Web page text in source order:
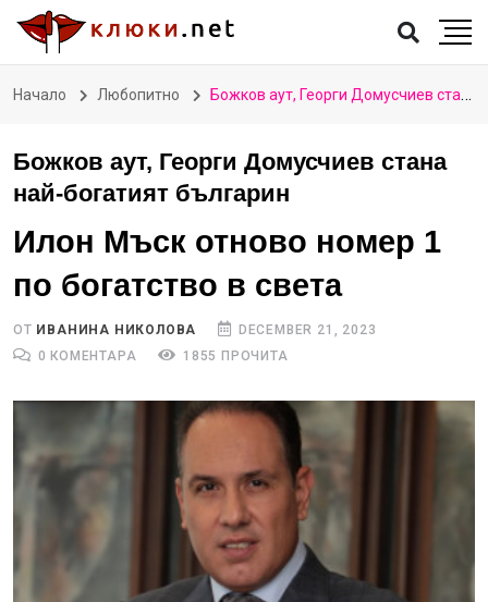
Начало Любопитно Божков аут, Георги Домусчиев стана най-богатият българин
Божков аут, Георги Домусчиев стана
най-богатият българин
Илон Мъск отново номер 1
по богатство в света
ОТ ИВАНИНА НИКОЛОВА
DECEMBER 21, 2023
0 КОМЕНТАРА
1855 ПРОЧИТА